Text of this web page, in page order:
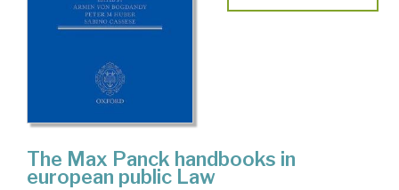
The Max Panck handbooks in
european public Law